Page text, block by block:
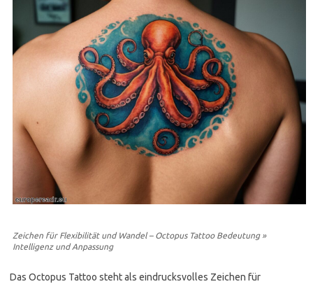
Zeichen für Flexibilität und Wandel – Octopus Tattoo Bedeutung »
Intelligenz und Anpassung
Das Octopus Tattoo steht als eindrucksvolles Zeichen für